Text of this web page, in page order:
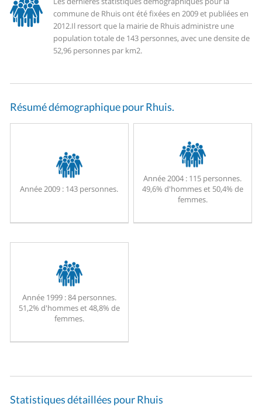
commune de Rhuis ont été fixées en 2009 et publiées en
2012.Il ressort que la mairie de Rhuis administre une
population totale de 143 personnes, avec une densite de
52,96 personnes par km2.
Résumé démographique pour Rhuis.
Année 2009 : 143 personnes.
Année 2004 : 115 personnes.
49,6% d'hommes et 50,4% de
femmes.
Année 1999 :84 personnes.
51,2% d'hommes et 48,8% de
femmes.
Statistiques détaillées pour Rhuis